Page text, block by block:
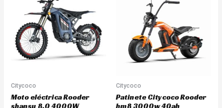
Citycoco
Moto eléctrica Rooder
shansu 8.0 4000W
Citycoco
Patinete Citycoco Rooder
hm8 3000w 40ah